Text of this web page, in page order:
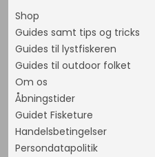
Shop
Guides samt tips og tricks
Guides til lystfiskeren
Guides til outdoor folket
Om os
Åbningstider
Guidet Fisketure
Handelsbetingelser
Persondatapolitik